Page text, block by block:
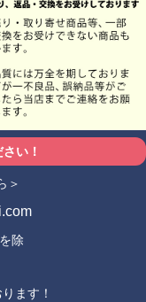
い！
＞
除
ます！